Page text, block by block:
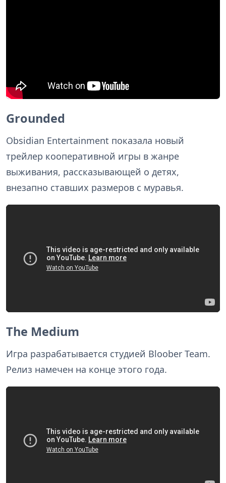
Grounded
Obsidian Entertainment показала новый
трейлер кооперативной игры в жанре
выживания, рассказывающей о детях,
внезапно ставших размеров с муравья.
The Medium
Игра разрабатывается студией Bloober Team.
Релиз намечен на конце этого года.